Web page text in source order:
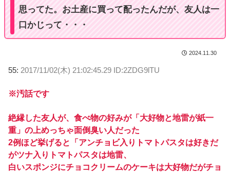
思ってた。お土産に買って配ったんだが、友人は一
口かじって・・・
2024.11.30
55: 2017/11/02(木) 21:02:45.29 ID:2ZDG9lTU
※汚話です
絶縁した友人が、食べ物の好みが「大好物と地雷が紙一
重」の上めっちゃ面倒臭い人だった
2例ほど挙げると「アンチョビ入りトマトパスタは好きだ
がツナ入りトマトパスタは地雷、
白いスポンジにチョコクリームのケーキは大好物だがチョ